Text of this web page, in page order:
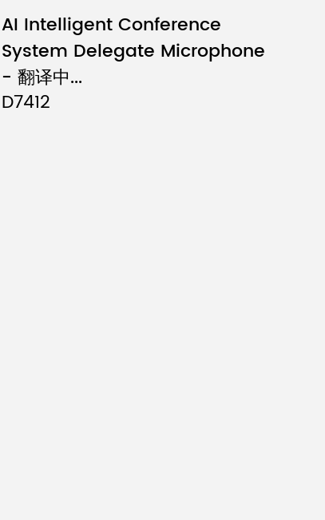
AI Intelligent Conference
System Delegate Microphone
- 翻译中...
D7412